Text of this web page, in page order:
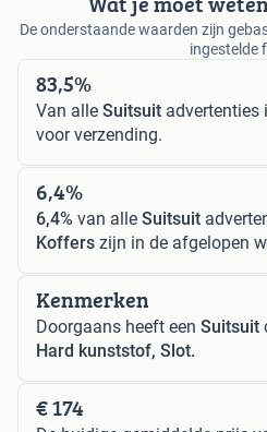
De onderstaande waarden zijn
ingestelde
83,5%
Van alle Suitsuit advertenties
voor verzending.
6,4%
6,4% van alle Suitsuit
Koffers zijn in de afgelopen
Kenmerken
Doorgaans heeft een Suitsuit
Hard kunststof, Slot.
€ 174